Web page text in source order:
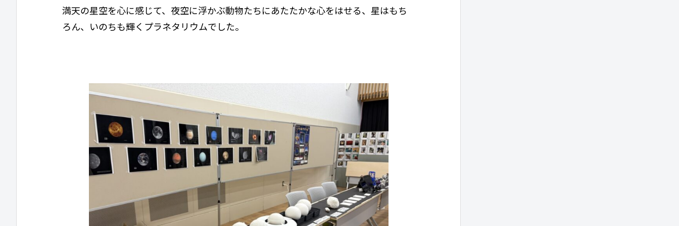
満天の星空を心に感じて、夜空に浮かぶ動物たちにあたたかな心をはせる、星はもち
ろん、いのちも輝くプラネタリウムでした。